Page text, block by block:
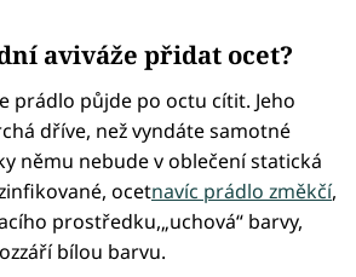
aviváže přidat ocet?
prádlo půjde po octu cítit. Jeho
dříve, než vyndáte samotné
němu nebude v oblečení statická
ocetnavíc prádlo změkčí,
prostředku,„uchová“ barvy,
bílou barvu.